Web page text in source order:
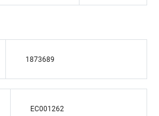
1873689
EC001262